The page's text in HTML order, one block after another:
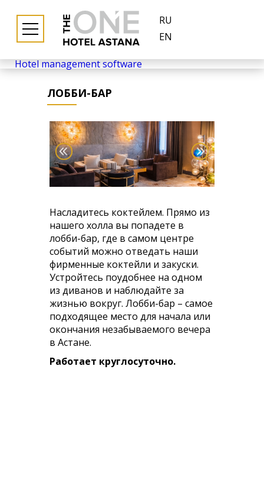
RU
EN
Hotel management software
ЛОББИ-БАР
Насладитесь коктейлем. Прямо из
нашего холла вы попадете в
лобби-бар, где в самом центре
событий можно отведать наши
фирменные коктейли и закуски.
Устройтесь поудобнее на одном
из диванов и наблюдайте за
жизнью вокруг. Лобби-бар – самое
подходящее место для начала или
окончания незабываемого вечера
в Астане.
Работает круглосуточно.